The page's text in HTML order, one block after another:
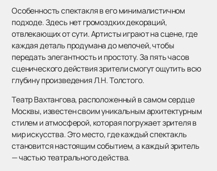
Особенность спектакля в его минималистичном
подходе. Здесь нет громоздких декораций,
отвлекающих от сути. Артисты играют на сцене, где
каждая деталь продумана до мелочей, чтобы
передать элегантность и простоту. За пять часов
сценического действия зрители смогут ощутить всю
глубину произведения Л.Н. Толстого.
Театр Вахтангова, расположенный в самом сердце
Москвы, известен своим уникальным архитектурным
стилем и атмосферой, которая погружает зрителя в
мир искусства. Это место, где каждый спектакль
становится настоящим событием, а каждый зритель
— частью театрального действа.